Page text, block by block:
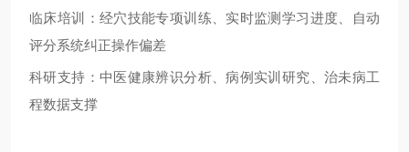
临床培训：经穴技能专项训练 实时监测学习进度
自动
评分系统纠正操作偏差
科研支持：中医健康辨识分析、病例实训研究、治未病工
程数据支撑